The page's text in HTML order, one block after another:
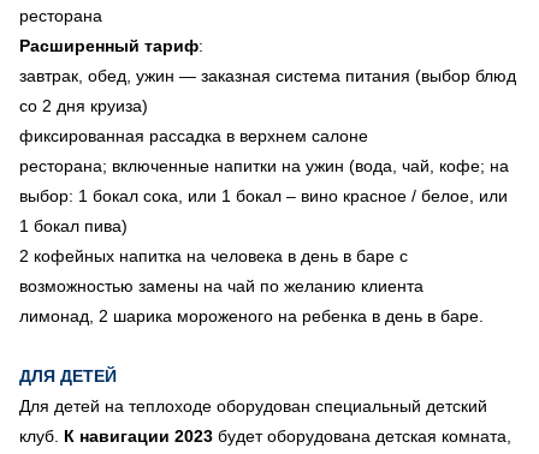
ресторана
Расширенный тариф:
завтрак, обед, ужин — заказная система питания (выбор блюд
со 2 дня круиза)
фиксированная рассадка в верхнем салоне
ресторана; включенные напитки на ужин (вода, чай, кофе; на
выбор: 1 бокал сока, или 1 бокал – вино красное / белое, или
1 бокал пива)
2 кофейных напитка на человека в день в баре с
возможностью замены на чай по желанию клиента
лимонад, 2 шарика мороженого на ребенка в день в баре.
ДЛЯ ДЕТЕЙ
Для детей на теплоходе оборудован специальный детский
клуб. К навигации 2023 будет оборудована детская комната,